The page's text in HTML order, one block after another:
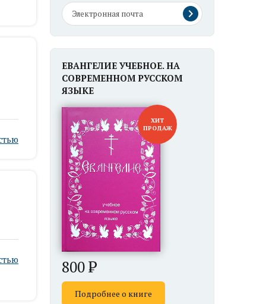
ЕВАНГЕЛИЕ УЧЕБНОЕ. НА
СОВРЕМЕННОМ РУССКОМ
ЯЗЫКЕ
ХИТ
ПРОДАЖ
800
Подробнее о книге